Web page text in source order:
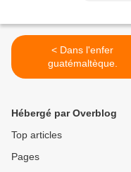
< Dans l'enfer
guatémaltèque.
Hébergé par Overblog
Top articles
Pages